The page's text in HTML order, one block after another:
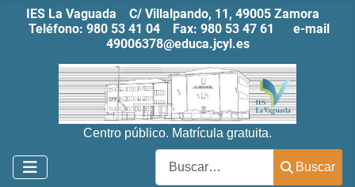
IES La Vaguada C/ Villalpando, 11, 49005 Zamora
Teléfono: 980 53 41 04 Fax: 980 53 47 61 e-mail
49006378@educa.jcyl.es
Centro público. Matrícula gratuita.
Buscar